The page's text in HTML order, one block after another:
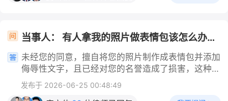
注意诉讼时效：人身损害赔偿诉讼时效为三年，自知
骨骨折在特定条件下可以鉴定为伤残等级，但需结合
具体伤情和愈合情况综合判断。根据《人体损伤致残
程度分级》标准，单纯3根肋骨骨折通常不直接构成
伤残，但若伴随并发症或畸形愈合，则可能评定为十
造成被害人精神失常、自杀等严重后果； 4. 金额接
否拘留罚款，行为人都负有返还被骗1000元的法定
受害人钱款； 2. 若行为人拒不退还，受害人可单独
向法院提起民事诉讼，要求返还财产并主张维权产生
的合理费用。 三、办案流程补充 1. 受害人携带转账
记录、聊天记录、身份信息到辖区派出所报案； 2.
事发区域监控录像，同步通过班级群发布寻物启事征
集目击线索，同时保护丢失现场不被破坏，留存聊
天、监控等全部证据。校内排查无法锁定嫌疑人时，
携带购机发票、手机相关凭证前往派出所报案，正式
排查盗窃人员。 若查实系本校学生作案，根据行为
当事人： 有人拿我的照片做表情包该怎么办？ 帮问助手： 对方有无营利行为？ 当事人： 那我照片做表情包侮辱我 帮问助手： 是否造成名誉损害？ 当事人： 造成了损害
未经您的同意，擅自将您的照片制作成表情包并添加
侮辱性文字，且已经对您的名誉造成了损害，这种行
为已经明确构成了对您肖像权和名誉权的双重侵害。
针对这种情况，建议您按照以下步骤依法维权： 1.
发布于 2026-06-25 00:48:49